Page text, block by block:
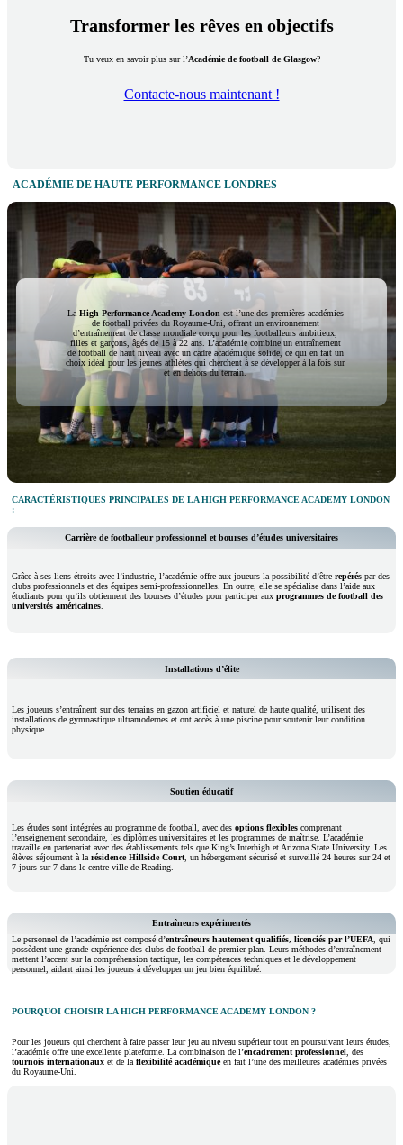
Transformer les rêves en objectifs
Tu veux en savoir plus sur l’Académie de football de Glasgow?
Contacte-nous maintenant !
ACADÉMIE DE HAUTE PERFORMANCE LONDRES
LaHigh Performance Academy London est l’une des premières académies
de football privées du Royaume-Uni, offrant un environnement
d’entraînement de classe mondiale conçu pour les footballeurs ambitieux,
filles et garçons, âgés de 15 à 22 ans. L’académie combine un entraînement
de football de haut niveau avec un cadre académique solide, ce qui en fait un
choix idéal pour les jeunes athlètes qui cherchent à se développer à la fois sur
et en dehors du terrain.
CARACTÉRISTIQUES PRINCIPALES DE LA HIGH PERFORMANCE ACADEMY LONDON
:
Carrière de footballeur professionnel et bourses d’études universitaires
Grâce à ses liens étroits avec l’industrie, l’académie offre aux joueurs la possibilité d’être repérés par des
clubs professionnels et des équipes semi-professionnelles. En outre, elle se spécialise dans l’aide aux
étudiants pour qu’ils obtiennent des bourses d’études pour participer aux programmes de football des
universités américaines
Installations d’élite
Les joueurs s’entraînent sur des terrains en gazon artificiel et naturel de haute qualité, utilisent des
installations de gymnastique ultramodernes et ont accès à une piscine pour soutenir leur condition
physique.
Soutien éducatif
Les études sont intégrées au programme de football, avec des options flexibles comprenant
l’enseignement secondaire, les diplômes universitaires et les programmes de maîtrise. L’académie
travaille en partenariat avec des établissements tels que King’s Interhigh et Arizona State University. Les
élèves séjournent à la résidence Hillside Court , un hébergement sécurisé et surveillé 24 heures sur 24 et
7 jours sur 7 dans le centre-ville de Reading.
Entraîneurs expérimentés
Le personnel de l’académie est composé d’entraîneurs hautement qualifiés, licenciés par l’UEFA , qui
possèdent une grande expérience des clubs de football de premier plan. Leurs méthodes d’entraînement
mettent l’accent sur la compréhension tactique, les compétences techniques et le développement
personnel, aidant ainsi les joueurs à développer un jeu bien équilibré.
POURQUOI CHOISIR LA HIGH PERFORMANCE ACADEMY LONDON ?
Pour les joueurs qui cherchent à faire passer leur jeu au niveau supérieur tout en poursuivant leurs études,
l’académie offre une excellente plateforme. La combinaison de l’encadrement professionnel, des
tournois internationaux et de laflexibilité académiqueen fait l’une des meilleures académies privées
du Royaume-Uni.